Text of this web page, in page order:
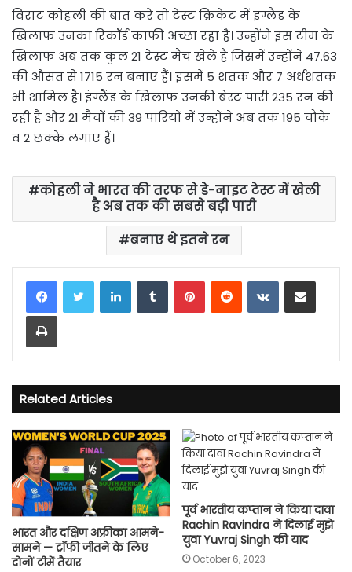
विराट कोहली की बात करें तो टेस्ट क्रिकेट में इंग्लैंड के
खिलाफ उनका रिकॉर्ड काफी अच्छा रहा है। उन्होंने इस टीम के
खिलाफ अब तक कुल 21 टेस्ट मैच खेले हैं जिसमें उन्होंने 47.63
की औसत से 1715 रन बनाए हैं। इसमें 5 शतक और 7 अर्धशतक
भी शामिल है। इंग्लैंड के खिलाफ उनकी बेस्ट पारी 235 रन की
रही है और 21 मैचों की 39 पारियों में उन्होंने अब तक 195 चौके
व 2 छक्के लगाए हैं।
कोहली ने भारत की तरफ से डे-नाइट टेस्ट में खेली
है अब तक की सबसे बड़ी पारी
बनाए थे इतने रन
LinkedInTumblrPinterestReddit VKontakteShare via Email
Print
Related Articles
भारत और दक्षिण अफ्रीका आमने-
सामने — ट्रॉफी जीतने के लिए
दोनों टीमें तैयार
पूर्व भारतीय कप्‍तान ने किया दावा
Rachin Ravindra ने दिलाई मुझे
युवा Yuvraj Singh की याद
October 6, 2023